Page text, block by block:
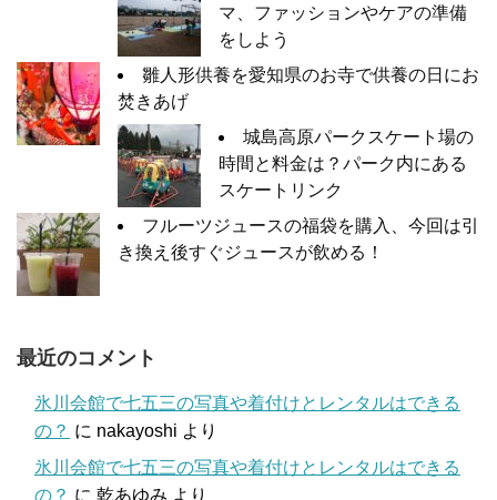
マ、ファッションやケアの準備
をしよう
雛人形供養を愛知県のお寺で供養の日にお
焚きあげ
城島高原パークスケート場の
時間と料金は？パーク内にある
スケートリンク
フルーツジュースの福袋を購入、今回は引
き換え後すぐジュースが飲める！
最近のコメント
氷川会館で七五三の写真や着付けとレンタルはできる
の？ に nakayoshi より
氷川会館で七五三の写真や着付けとレンタルはできる
の？ に 乾あゆみ より